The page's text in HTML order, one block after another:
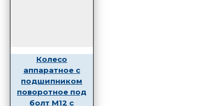
Колесо
аппаратное с
подшипником
поворотное под
болт M12 с